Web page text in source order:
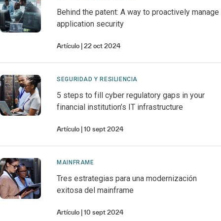
Behind the patent: A way to proactively manage
application security
Artículo 22 oct 2024
SEGURIDAD Y RESILIENCIA
5 steps to fill cyber regulatory gaps in your
financial institution’s IT infrastructure
Artículo 10 sept 2024
MAINFRAME
Tres estrategias para una modernización
exitosa del mainframe
Artículo 10 sept 2024